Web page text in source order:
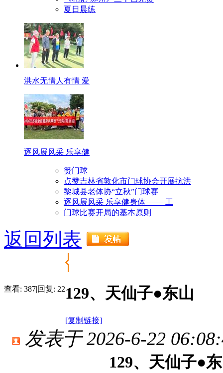
夏日晨练
洪水无情人有情 爱
逐风展风采 乐享健
赞门球
点赞吉林省敦化市门球协会开展抗洪
黎城县老体协“立秋”门球赛
逐风展风采 乐享健身体 —— 工
门球比赛开局的基本原则
返回列表
查看: 387|回复: 22129、天仙子●东山
[复制链接]
发表于 2026-6-22
129、天仙子●